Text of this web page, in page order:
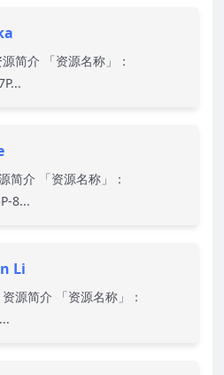
简介 「资源名称」：
介 「资源名称」：
8...
Li
源简介 「资源名称」：